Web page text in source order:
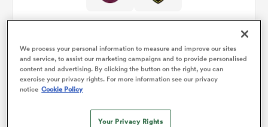
Détails du match
Bordeaux v Stade Rochelais
We process your personal information to measure and improve our sites
and service, to assist our marketing campaigns and to provide personalised
content and advertising. By clicking the button on the right, you can
exercise your privacy rights. For more information see our privacy
notice Cookie Policy
Your Privacy Rights